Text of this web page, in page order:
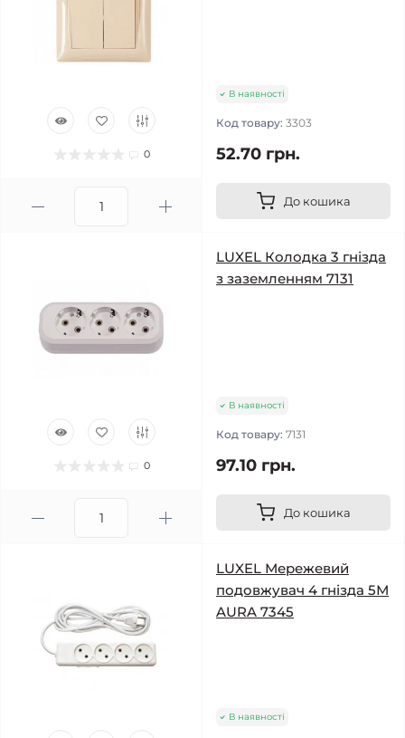
0
В наявності
Код товару: 3303
52.70 грн.
До кошика
0
LUXEL Колодка 3 гнізда
з заземленням 7131
В наявності
Код товару: 7131
97.10 грн.
До кошика
LUXEL Мережевий
подовжувач 4 гнізда 5М
AURA 7345
В наявності